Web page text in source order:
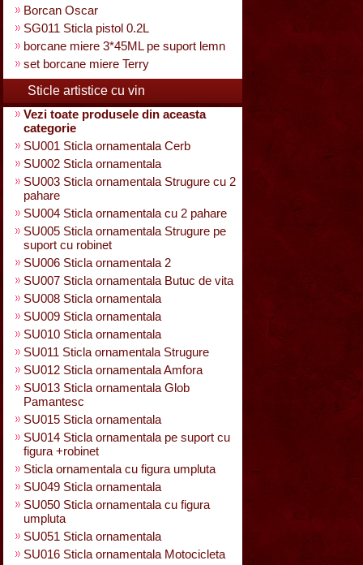
Borcan Oscar
SG011 Sticla pistol 0.2L
borcane miere 3*45ML pe suport lemn
set borcane miere Terry
Sticle artistice cu vin
Vezi toate produsele din aceasta
categorie
SU001 Sticla ornamentala Cerb
SU002 Sticla ornamentala
SU003 Sticla ornamentala Strugure cu 2
pahare
SU004 Sticla ornamentala cu 2 pahare
SU005 Sticla ornamentala Strugure pe
suport cu robinet
SU006 Sticla ornamentala 2
SU007 Sticla ornamentala Butuc de vita
SU008 Sticla ornamentala
SU009 Sticla ornamentala
SU010 Sticla ornamentala
SU011 Sticla ornamentala Strugure
SU012 Sticla ornamentala Amfora
SU013 Sticla ornamentala Glob
Pamantesc
SU015 Sticla ornamentala
SU014 Sticla ornamentala pe suport cu
figura +robinet
Sticla ornamentala cu figura umpluta
SU049 Sticla ornamentala
SU050 Sticla ornamentala cu figura
umpluta
SU051 Sticla ornamentala
SU016 Sticla ornamentala Motocicleta